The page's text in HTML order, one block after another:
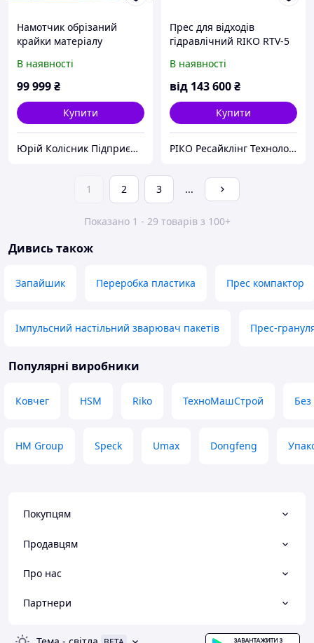
Намотчик обрізаний
крайки матеріалу
В наявності
99 999₴
Купити
Юрій Колісник Підприємець
Прес для відходів
гідравлічний RIKO RTV-5
В наявності
від 143 600₴
Купити
РІКО Ресайклінг Технолоджі
1 2 3 ...
Показано 1 - 29 товарів з 100+
Дивись також
Запайшик Переробка пластика Прес компактор
Імпульсний настільний зварювач пакетів Прес-
Популярні виробники
Ковчег HSM Riko ТехноМашСтрой
HM Group Speck Umax Dongfeng
Покупцям
Продавцям
Про нас
Партнери